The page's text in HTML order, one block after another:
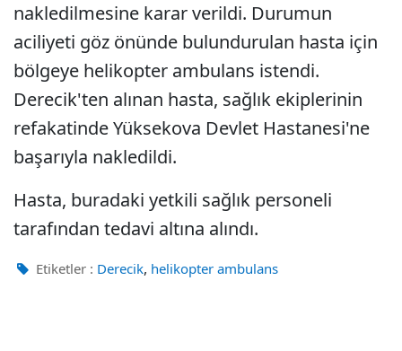
nakledilmesine karar verildi. Durumun
aciliyeti göz önünde bulundurulan hasta için
bölgeye helikopter ambulans istendi.
Derecik'ten alınan hasta, sağlık ekiplerinin
refakatinde Yüksekova Devlet Hastanesi'ne
başarıyla nakledildi.
Hasta, buradaki yetkili sağlık personeli
tarafından tedavi altına alındı.
Etiketler : Derecik, helikopter ambulans